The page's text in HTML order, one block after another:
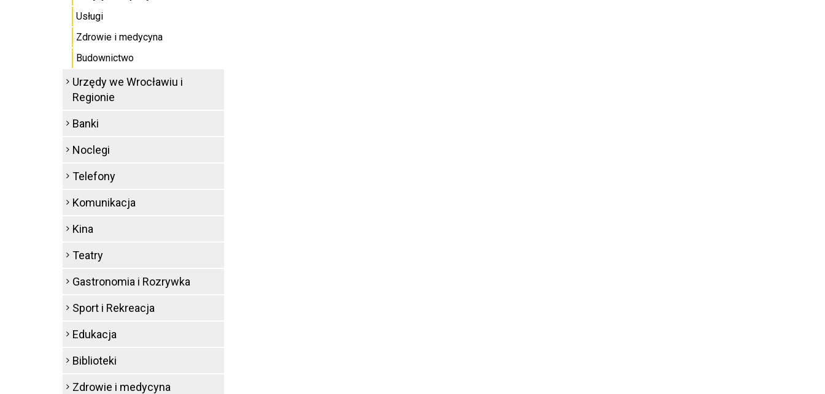
Usługi
Zdrowie i medycyna
Budownictwo
Urzędy we Wrocławiu i
Regionie
Banki
Noclegi
Telefony
Komunikacja
Kina
Teatry
Gastronomia i Rozrywka
Sport i Rekreacja
Edukacja
Biblioteki
Zdrowie i medycyna